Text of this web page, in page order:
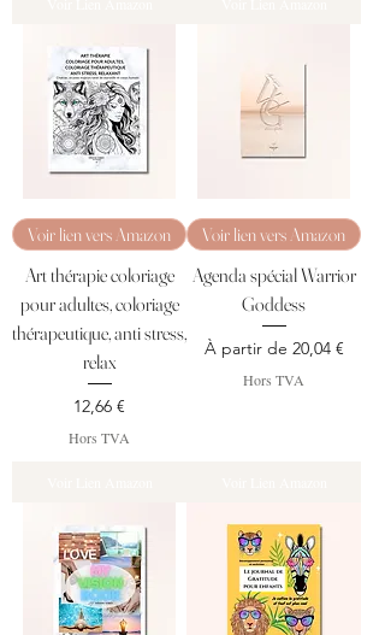
Voir lien vers Amazon
Art thérapie coloriage
pour adultes, coloriage
thérapeutique, anti stress,
relax
Prix
12,66 €
Hors TVA
Voir lien vers Amazon
Agenda spécial Warrior
Goddess
À partir de 20,04 €
Prix promotionnel
Hors TVA